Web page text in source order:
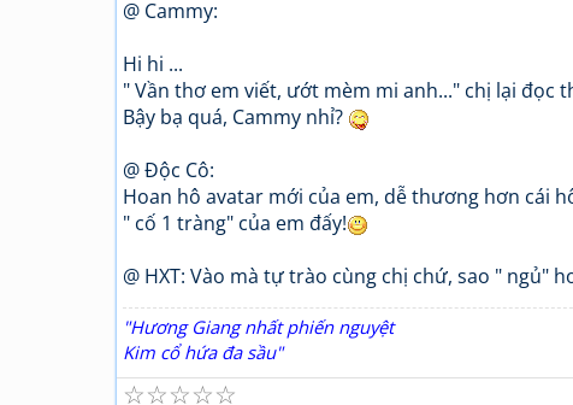
@ Cammy:
Hi hi ...
" Vần thơ em viết, ướt mèm mi anh..." chị lại
Bậy bạ quá, Cammy nhỉ?
@ Độc Cô:
Hoan hô avatar mới của em, dễ thương hơn cái
" cố 1 tràng" của em đấy!
@ HXT: Vào mà tự trào cùng chị chứ, sao " ngủ"
"Hương Giang nhất phiến nguyệt
Kim cổ hứa đa sầu"
☆
☆
☆
☆
☆